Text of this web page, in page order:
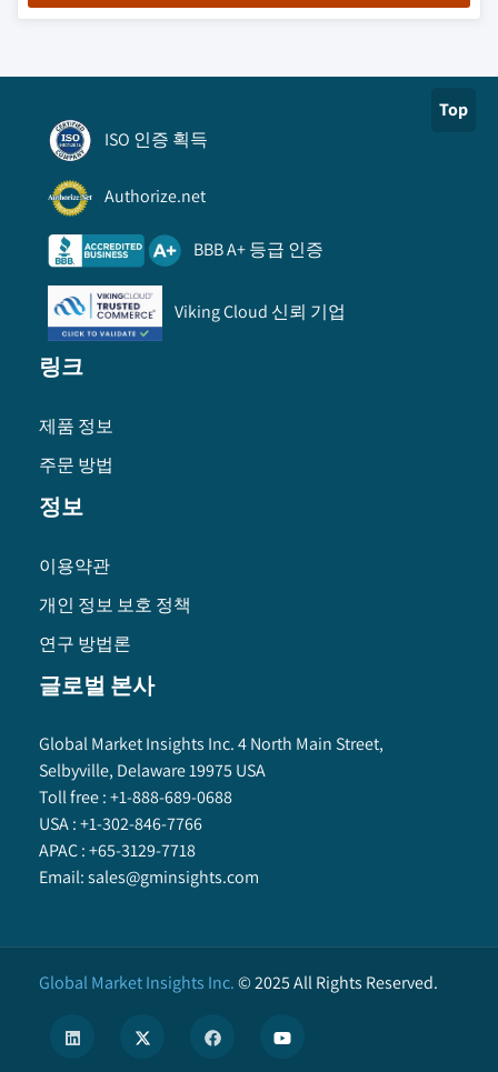
Top
ISO 인증 획득
Authorize.net
BBB A+ 등급 인증
Viking Cloud 신뢰 기업
링크
제품 정보
주문 방법
정보
이용약관
개인 정보 보호 정책
연구 방법론
글로벌 본사
Global Market Insights Inc. 4 North Main Street,
Selbyville, Delaware 19975 USA
Toll free :+1-888-689-0688
USA :+1-302-846-7766
APAC :+65-3129-7718
Email:sales@gminsights.com
Global Market Insights Inc.©2025All Rights Reserved.